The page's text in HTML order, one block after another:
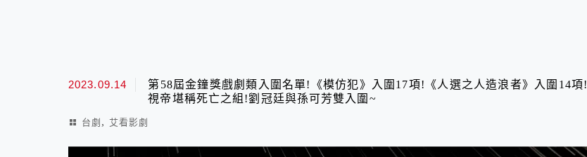
2023.09.14
第58屆金鐘獎戲劇類入圍名單!《模仿犯》入圍17項!《人選之人造浪者》入圍14項!
視帝堪稱死亡之組!劉冠廷與孫可芳雙入圍~
台劇 , 艾看影劇